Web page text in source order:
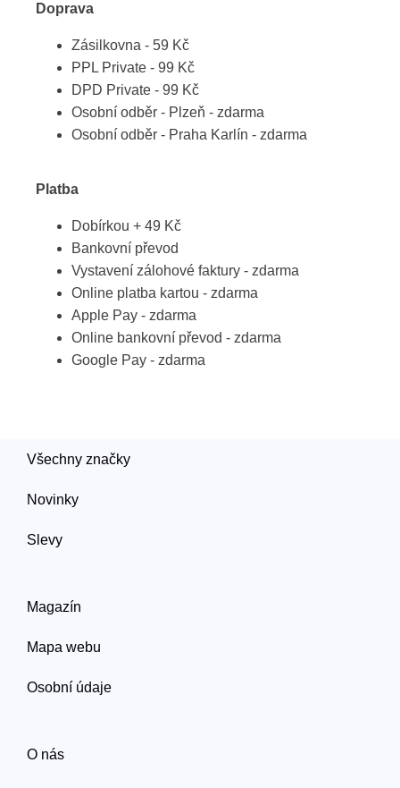
Doprava
Zásilkovna - 59 Kč
PPL Private - 99 Kč
DPD Private - 99 Kč
Osobní odběr - Plzeň - zdarma
Osobní odběr - Praha Karlín - zdarma
Platba
Dobírkou + 49 Kč
Bankovní převod
Vystavení zálohové faktury - zdarma
Online platba kartou - zdarma
Apple Pay - zdarma
Online bankovní převod - zdarma
Google Pay - zdarma
Všechny značky
Novinky
Slevy
Magazín
Mapa webu
Osobní údaje
O nás